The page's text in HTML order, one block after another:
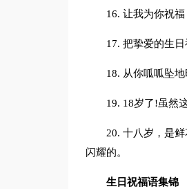
16. 让我为你祝
17. 把挚爱的生
18. 从你呱呱坠
19. 18岁了!虽然
20. 十八岁，是
闪耀的。
生日祝福语集锦